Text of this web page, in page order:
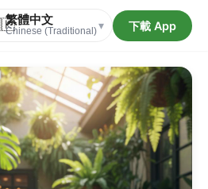
繁體中文
Chinese (Traditional)▾ 下載 App